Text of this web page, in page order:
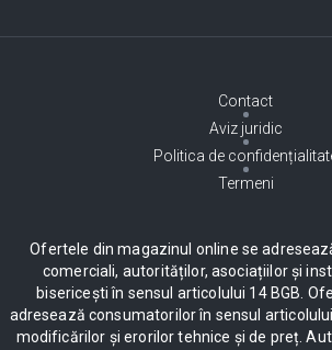
Contact
Aviz juridic
Politica de
Termeni
Ofertele din magazinul online se
comerciali, autorităților, asociațiilor și
bisericești în sensul articolului 14 BGB.
adresează consumatorilor în sensul
modificărilor și erorilor tehnice și de preț.